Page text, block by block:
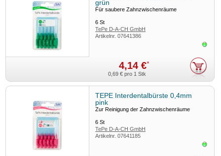
grün
Für saubere Zahnzwischenräume
6St
TePe D-A-CH GmbH
Artikelnr.07641386
4,14 €*
0,69 € pro 1 Stk
TEPE Interdentalbürste 0,4mm
pink
Zur Reinigung der Zahnzwischenräume
6St
TePe D-A-CH GmbH
Artikelnr.07641185